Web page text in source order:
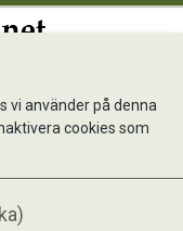
/
vi använder på denna
cookies som